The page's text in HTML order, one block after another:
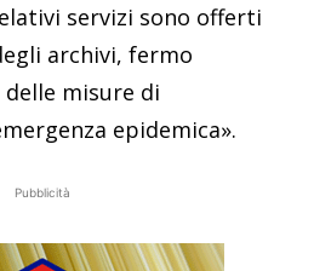
servizi sono offerti
archivi, fermo
misure di
epidemica».
Pubblicità